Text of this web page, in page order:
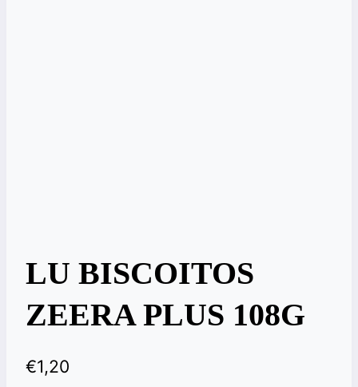
LU BISCOITOS
ZEERA PLUS 108G
€1,20